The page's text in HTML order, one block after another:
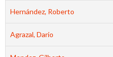
Hernández, Roberto
Agrazal, Dario